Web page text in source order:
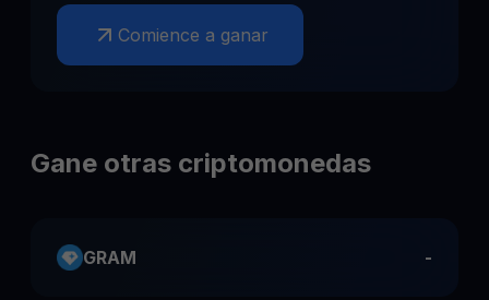
Comience a ganar
Gane otras criptomonedas
GRAM -